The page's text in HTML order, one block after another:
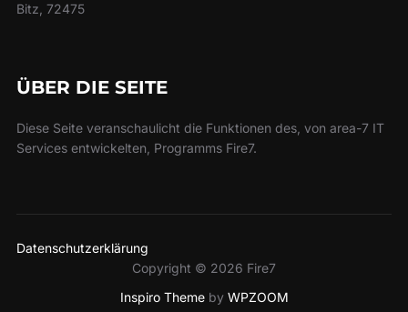
Bitz, 72475
ÜBER DIE SEITE
Diese Seite veranschaulicht die Funktionen des, von area-7 IT
Services entwickelten, Programms Fire7.
Datenschutzerklärung
Copyright © 2026 Fire7
Inspiro Themeby WPZOOM